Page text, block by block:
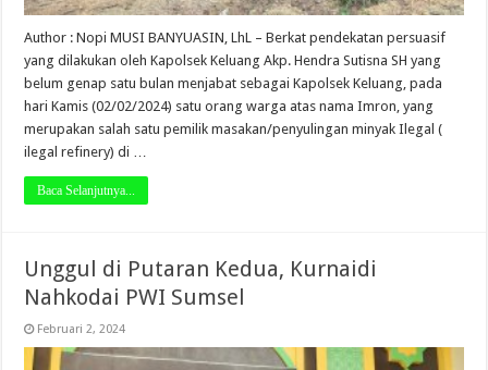
Author : Nopi MUSI BANYUASIN, LhL – Berkat pendekatan persuasif
yang dilakukan oleh Kapolsek Keluang Akp. Hendra Sutisna SH yang
belum genap satu bulan menjabat sebagai Kapolsek Keluang, pada
hari Kamis (02/02/2024) satu orang warga atas nama Imron, yang
merupakan salah satu pemilik masakan/penyulingan minyak Ilegal (
ilegal refinery) di …
Baca Selanjutnya...
Unggul di Putaran Kedua, Kurnaidi
Nahkodai PWI Sumsel
Februari 2, 2024